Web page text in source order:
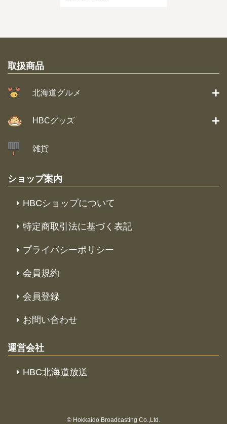
取扱商品
北海道グルメ
HBCグッズ
雑貨
ショップ案内
HBCショップについて
特定商取引法に基づく表記
プライバシーポリシー
会員規約
会員登録
お問い合わせ
運営会社
HBC北海道放送
© Hokkaido Broadcasting Co.,Ltd.